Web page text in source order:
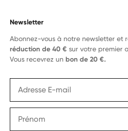
Newsletter
Abonnez-vous à notre newsletter et
réduction de 40 € sur votre premier
Vous recevrez un bon de 20 €.